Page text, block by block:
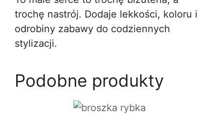
trochę nastrój. Dodaje lekkości, koloru i
odrobiny zabawy do codziennych
stylizacji.
Podobne produkty